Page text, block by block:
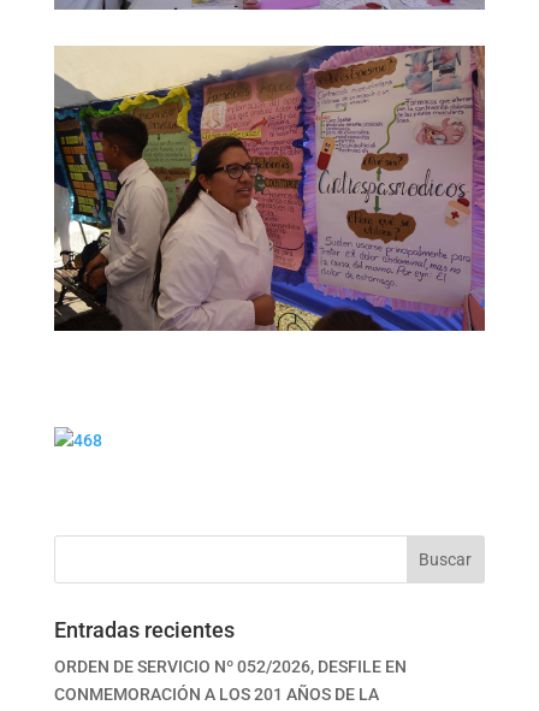
Buscar
Entradas recientes
ORDEN DE SERVICIO Nº 052/2026, DESFILE EN
CONMEMORACIÓN A LOS 201 AÑOS DE LA